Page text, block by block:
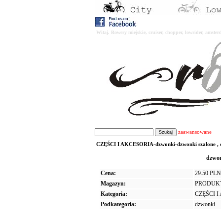
Witaj. Rowery miejskie, cruiser, chopper, lowrider,
zaawansowane
CZĘŚCI I AKCESORIA-dzwonki-dzwonki szalone ,
Cena:
29.50 PLN
Magazyn:
Kategoria:
CZĘŚCI I
Podkategoria:
dzwonki